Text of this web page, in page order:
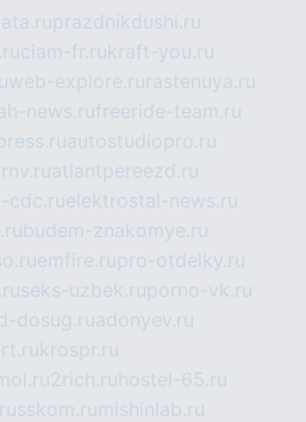
prazdnikdushi.ru
ciam-fr.rukraft-you.ru
web-explore.ru rastenuya.ru
news.rufreeride-team.ru
autostudiopro.ru
atlantpereezd.ru
cdc.ruelektrostal-news.ru
budem-znakomye.ru
emfire.rupro-otdelky.ru
seks-uzbek.ruporno-vk.ru
dosug.ruadonyev.ru
krospr.ru
2rich.ru hostel-65.ru
mishinlab.ru